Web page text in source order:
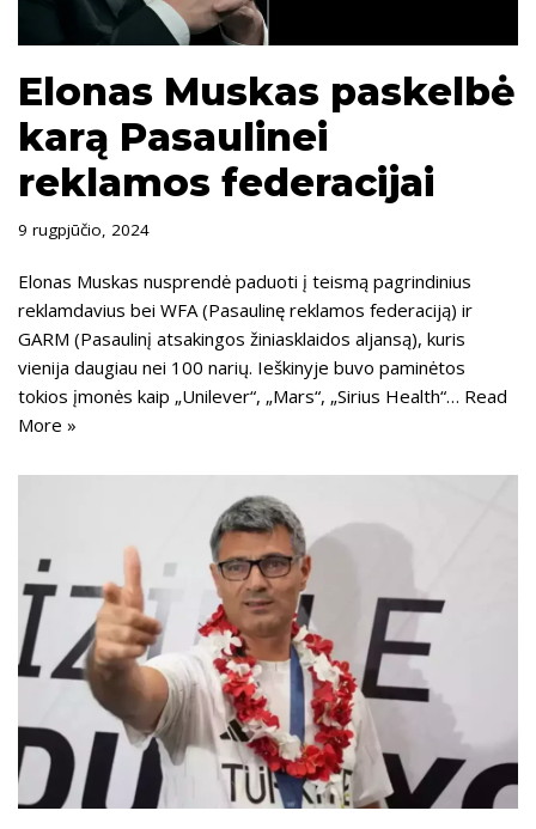
Elonas Muskas paskelbė
karą Pasaulinei
reklamos federacijai
9 rugpjūčio, 2024
Elonas Muskas nusprendė paduoti į teismą pagrindinius
reklamdavius bei WFA (Pasaulinę reklamos federaciją) ir
GARM (Pasaulinį atsakingos žiniasklaidos aljansą), kuris
vienija daugiau nei 100 narių. Ieškinyje buvo paminėtos
tokios įmonės kaip „Unilever“, „Mars“, „Sirius Health“… Read
More »